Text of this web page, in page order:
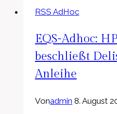
Science
and
sein
RSS AdHoc
EQS-Adhoc:
beschließt
Anleihe
Vonadmin 8. August